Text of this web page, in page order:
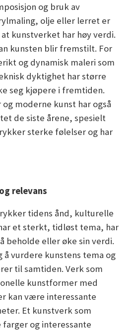
og bruk av
olje eller lerret er
kunstverket har høy verdi.
kunsten blir fremstilt. For
og dynamisk maleri som
dyktighet har større
seg kjøpere i fremtiden.
moderne kunst har også
de siste årene, spesielt
sterke følelser og har
relevans
tidens ånd, kulturelle
et sterkt, tidløst tema, har
beholde eller øke sin verdi.
vurdere kunstens tema og
til samtiden. Verk som
kunstformer med
kan være interessante
Et kunstverk som
og interessante